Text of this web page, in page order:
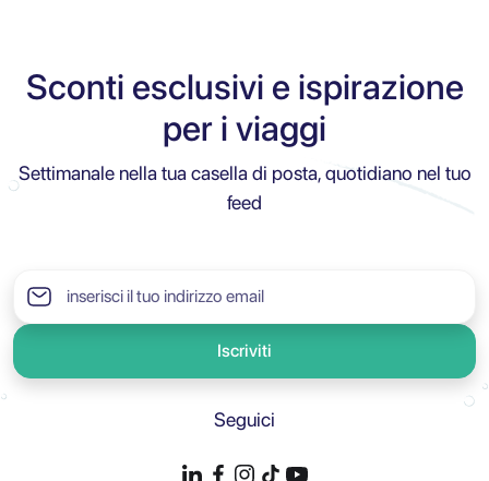
Sconti esclusivi e ispirazione
per i viaggi
Settimanale nella tua casella di posta, quotidiano nel tuo
feed
Iscriviti
Seguici